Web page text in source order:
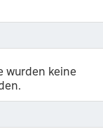
wurden keine